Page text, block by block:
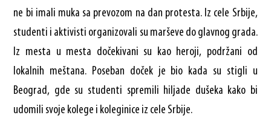
ne bi imali muka sa prevozom na dan protesta. Iz cele Srbije,
studenti i aktivisti organizovali su marševe do glavnog grada.
Iz mesta u mesta dočekivani su kao heroji, podržani od
lokalnih meštana. Poseban doček je bio kada su stigli u
Beograd, gde su studenti spremili hiljade dušeka kako bi
udomili svoje kolege i koleginice iz cele Srbije.